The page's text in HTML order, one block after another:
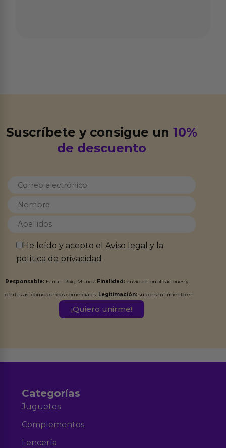
Suscríbete y consigue un10%
de descuento
He leído y acepto elAviso legal y la
política de privacidad
Responsable: Ferran Roig Muñoz Finalidad: envío de publicaciones y
ofertas así como correos comerciales. Legitimación: su consentimiento en
Destinatarios:Ferran Roig Muñoz. Podrás ejercer tus
Categorías
Juguetes
Complementos
Lencería